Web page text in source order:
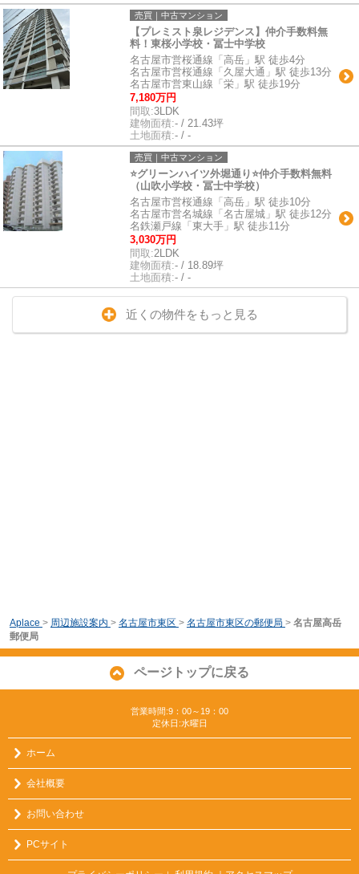
売買｜中古マンション
【プレミスト泉レジデンス】仲介手数料無
料！東桜小学校・冨士中学校
名古屋市営桜通線「高岳」駅 徒歩4分
名古屋市営桜通線「久屋大通」駅 徒歩13分
名古屋市営東山線「栄」駅 徒歩19分
7,180万円
間取:3LDK
建物面積:- / 21.43坪
土地面積:- / -
売買｜中古マンション
⭐グリーンハイツ外堀通り⭐仲介手数料無料
（山吹小学校・冨士中学校）
名古屋市営桜通線「高岳」駅 徒歩10分
名古屋市営名城線「名古屋城」駅 徒歩12分
名鉄瀬戸線「東大手」駅 徒歩11分
3,030万円
間取:2LDK
建物面積:- / 18.89坪
土地面積:- / -
近くの物件をもっと見る
Aplace > 周辺施設案内 > 名古屋市東区 > 名古屋市東区の郵便局 > 名古屋高岳
郵便局
ページトップに戻る
営業時間:9：00～19：00
定休日:水曜日
ホーム
会社概要
お問い合わせ
PCサイト